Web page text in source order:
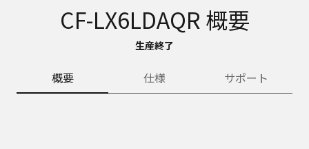
CF-LX6LDAQR 概要
生産終了
概要 仕様 サポート